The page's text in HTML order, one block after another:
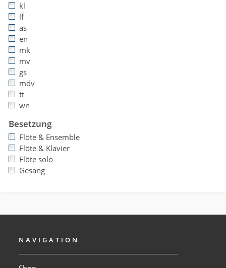
kl
lf
as
en
mk
mv
gs
mdv
tt
wn
Besetzung
Flöte & Ensemble
Flöte & Klavier
Flöte solo
Gesang
NAVIGATION